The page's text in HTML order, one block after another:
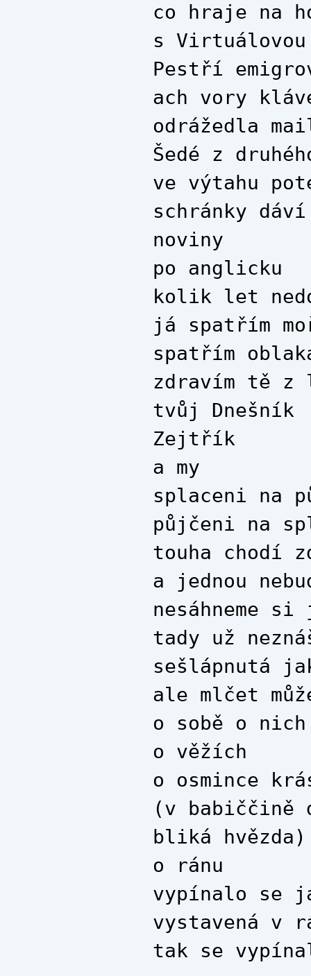
co hraje na
s Virtuálovou
Pestří
ach vory
odrážedla
Šedé z
ve výtahu
schránky dáví
noviny
po anglicku
kolik let
já spatřím
spatřím
zdravím tě z
tvůj Dnešník
Zejtřík
a my
splaceni na
půjčeni na
touha chodí
a jednou
nesáhneme
tady už
sešlápnutá
ale mlčet
o sobě o
o věžích
o osmince
(v babiččině
bliká hvězda)
o ránu
vypínalo se
vystavená v
tak se